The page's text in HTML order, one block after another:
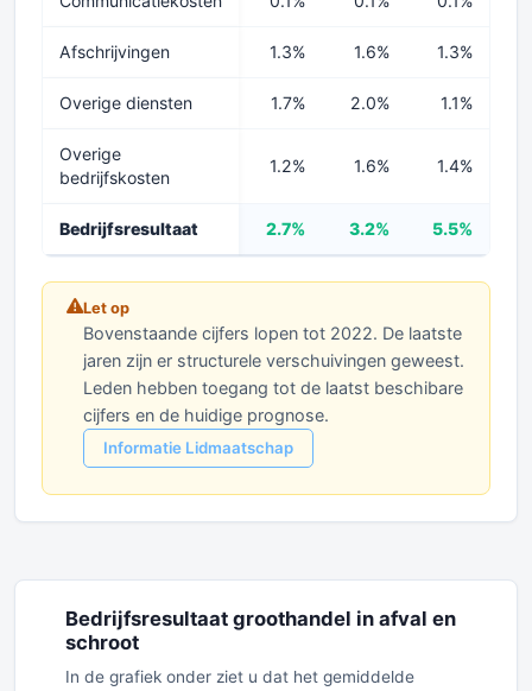
Afschrijvingen 1.3% 1.6% 1.3%
Overige diensten 1.7% 2.0% 1.1%
Overige
bedrijfskosten
1.2% 1.6% 1.4%
Bedrijfsresultaat 2.7% 3.2% 5.5%
Let op
Bovenstaande cijfers lopen tot 2022. De laatste
jaren zijn er structurele verschuivingen geweest.
Leden hebben toegang tot de laatst beschibare
cijfers en de huidige prognose.
Informatie Lidmaatschap
Bedrijfsresultaat groothandel in afval en
schroot
In de grafiek onder ziet u dat het gemiddelde